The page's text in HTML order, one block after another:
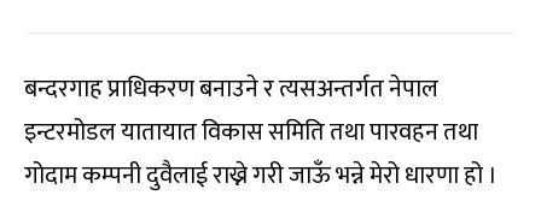
बन्दरगाह प्राधिकरण बनाउने र त्यसअन्तर्गत नेपाल
इन्टरमोडल यातायात विकास समिति तथा पारवहन तथा
गोदाम कम्पनी दुवैलाई राख्ने गरी जाऊँ भन्ने मेरो धारणा हो ।